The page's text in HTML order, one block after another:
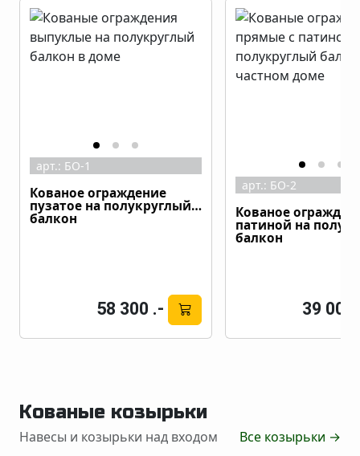
арт.: БО-1
Кованое ограждение
пузатое на полукруглый
балкон
58 300 .-
арт.: БО-2
Кованое
патиной на
балкон
39
Кованые козырьки
Навесы и козырьки над входом Все козырьки →